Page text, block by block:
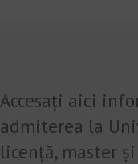
Accesați aici
admiterea la
licență, master